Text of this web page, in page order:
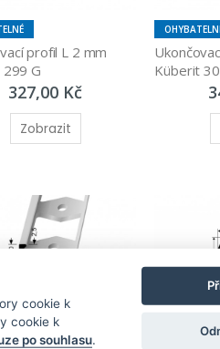
profil L 2 mm
G
327,00 Kč
Zobrazit
Küberit
profil L 2,5 mm
cookie k
cookie k
po souhlasu.